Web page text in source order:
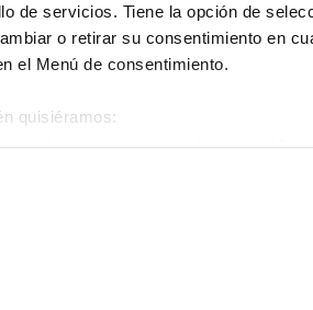
de servicios. Tiene la opción de
o retirar su consentimiento en
el Menú de consentimiento.
quisiéramos:
dispositivo analizándolo activamente
sobre cómo se procesan sus